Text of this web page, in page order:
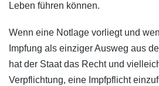
Leben führen können.
Wenn eine Notlage vorliegt und
Impfung als einziger Ausweg aus
hat der Staat das Recht und
Verpflichtung, eine Impfpflicht